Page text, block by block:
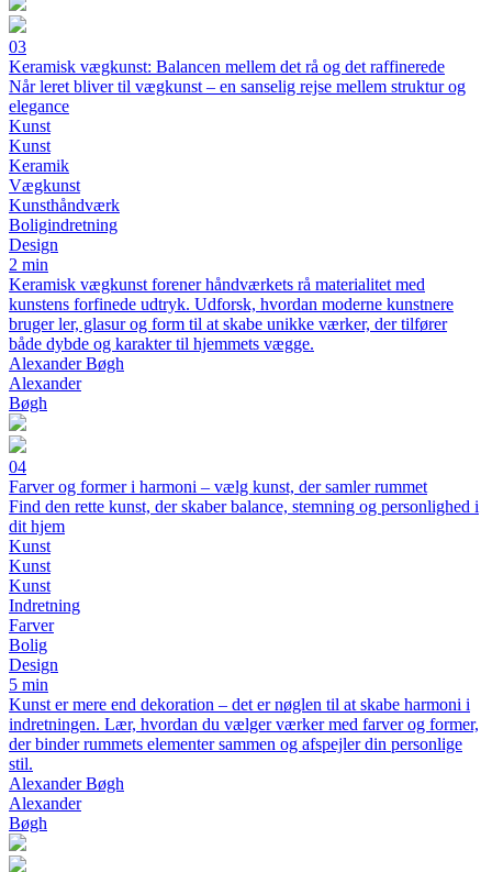
03
Keramisk vægkunst: Balancen mellem det rå og det raffinerede
Når leret bliver til vægkunst – en sanselig rejse mellem struktur og
elegance
Kunst
Kunst
Keramik
Vægkunst
Kunsthåndværk
Boligindretning
Design
2 min
Keramisk vægkunst forener håndværkets rå materialitet med
kunstens forfinede udtryk. Udforsk, hvordan moderne kunstnere
bruger ler, glasur og form til at skabe unikke værker, der tilfører
både dybde og karakter til hjemmets vægge.
Alexander Bøgh
Alexander
Bøgh
04
Farver og former i harmoni – vælg kunst, der samler rummet
Find den rette kunst, der skaber balance, stemning og personlighed i
dit hjem
Kunst
Kunst
Kunst
Indretning
Farver
Bolig
Design
5 min
Kunst er mere end dekoration – det er nøglen til at skabe harmoni i
indretningen. Lær, hvordan du vælger værker med farver og former,
der binder rummets elementer sammen og afspejler din personlige
stil.
Alexander Bøgh
Alexander
Bøgh